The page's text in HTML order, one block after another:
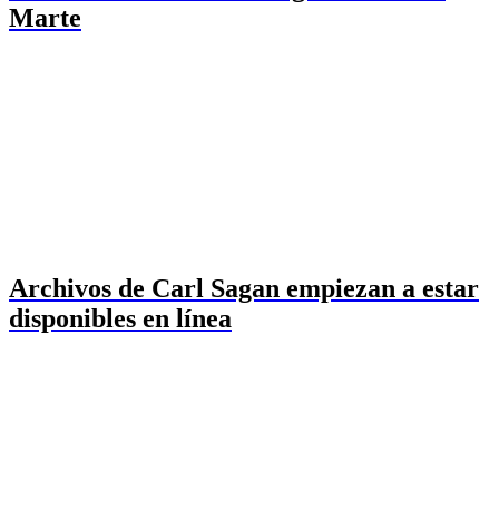
Marte
Archivos de Carl Sagan empiezan a estar
disponibles en línea